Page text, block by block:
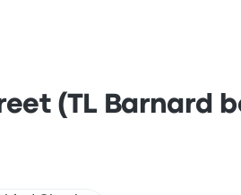
(TL Barnard